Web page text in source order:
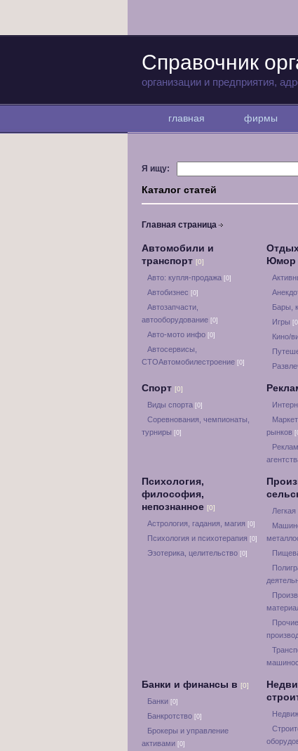
Справочник
организации и предприятия,
главная фирмы
Я ищу:
Каталог статей
Главная страница
Автомобили и
транспорт [0]
Авто: купля-продажа [0]
Автобизнес [0]
Автозапчасти,
автооборудование [0]
Авто-мото инфо [0]
Автосервисы,
СТОАвтомобилестроение [0]
Юмор
Бары,
Игры [0]
Кино/
Спорт [0]
Виды спорта [0]
Соревнования, чемпионаты,
турниры [0]
рынков
Психология,
философия,
непознанное [0]
Астрология, гадания, магия [0]
Психология и психотерапия [0]
Эзотерика, целительство [0]
Банки и финансы в [0]
Банки [0]
Банкротство [0]
Брокеры и управление
активами [0]